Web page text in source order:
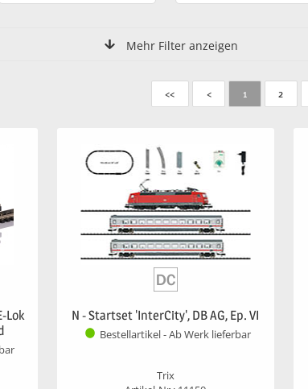
Mehr Filter anzeigen
<< < 1 2
Lok
N - Startset 'InterCity', DB AG, Ep. VI
Bestellartikel - Ab Werk lieferbar
Trix